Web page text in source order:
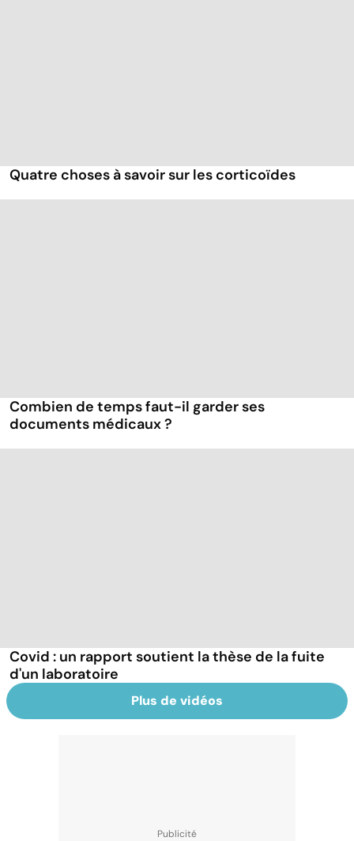
Quatre choses à savoir sur les corticoïdes
Combien de temps faut-il garder ses
documents médicaux ?
Covid : un rapport soutient la thèse de la fuite
d'un laboratoire
Plus de vidéos